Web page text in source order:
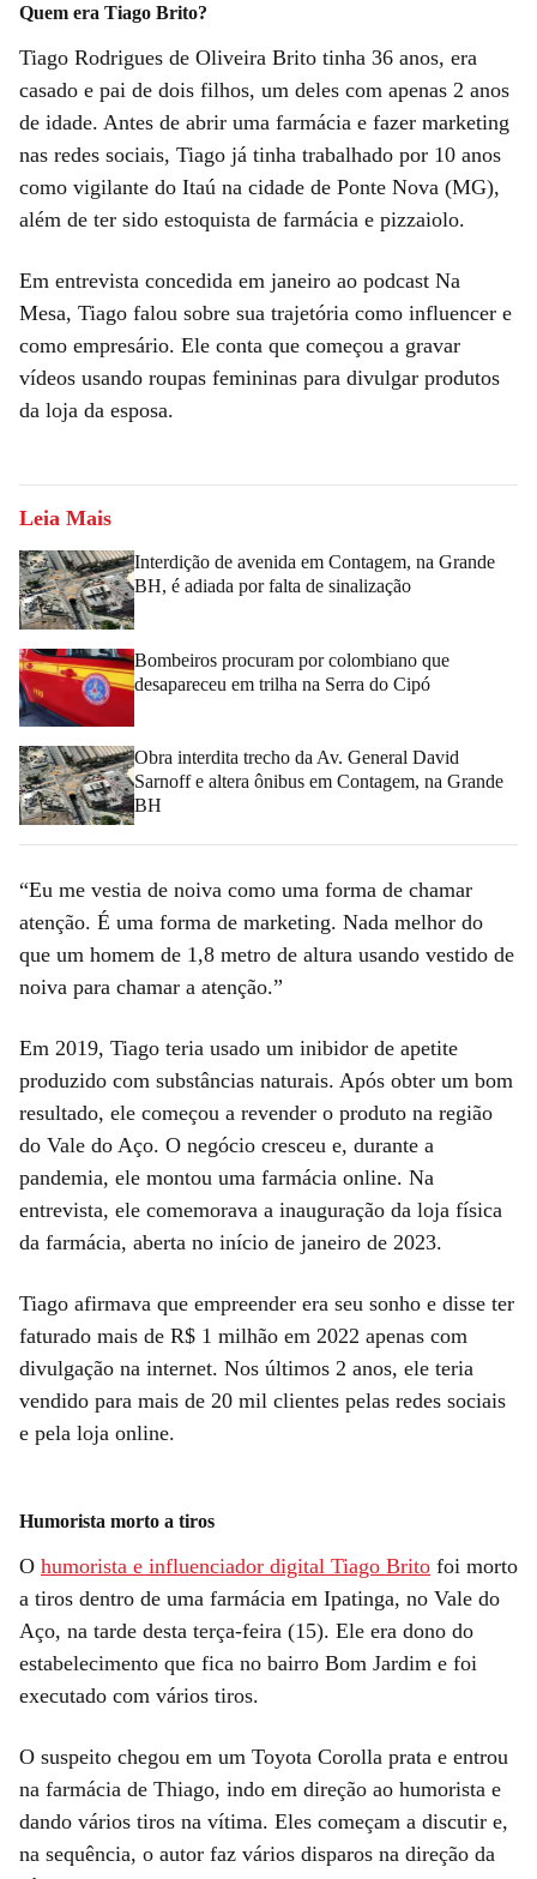
Quem era Tiago Brito?
Tiago Rodrigues de Oliveira Brito tinha 36 anos, era
casado e pai de dois filhos, um deles com apenas 2 anos
de idade. Antes de abrir uma farmácia e fazer marketing
nas redes sociais, Tiago já tinha trabalhado por 10 anos
como vigilante do Itaú na cidade de Ponte Nova (MG),
além de ter sido estoquista de farmácia e pizzaiolo.
Em entrevista concedida em janeiro ao podcast Na
Mesa, Tiago falou sobre sua trajetória como influencer e
como empresário. Ele conta que começou a gravar
vídeos usando roupas femininas para divulgar produtos
da loja da esposa.
Leia Mais
Interdição de avenida em Contagem, na Grande
BH, é adiada por falta de sinalização
Bombeiros procuram por colombiano que
desapareceu em trilha na Serra do Cipó
Obra interdita trecho da Av. General David
Sarnoff e altera ônibus em Contagem, na Grande
BH
“Eu me vestia de noiva como uma forma de chamar
atenção. É uma forma de marketing. Nada melhor do
que um homem de 1,8 metro de altura usando vestido de
noiva para chamar a atenção.”
Em 2019, Tiago teria usado um inibidor de apetite
produzido com substâncias naturais. Após obter um bom
resultado, ele começou a revender o produto na região
do Vale do Aço. O negócio cresceu e, durante a
pandemia, ele montou uma farmácia online. Na
entrevista, ele comemorava a inauguração da loja física
da farmácia, aberta no início de janeiro de 2023.
Tiago afirmava que empreender era seu sonho e disse ter
faturado mais de R$ 1 milhão em 2022 apenas com
divulgação na internet. Nos últimos 2 anos, ele teria
vendido para mais de 20 mil clientes pelas redes sociais
e pela loja online.
Humorista morto a tiros
O humorista e influenciador digital Tiago Brito foi morto
a tiros dentro de uma farmácia em Ipatinga, no Vale do
Aço, na tarde desta terça-feira (15). Ele era dono do
estabelecimento que fica no bairro Bom Jardim e foi
executado com vários tiros.
O suspeito chegou em um Toyota Corolla prata e entrou
na farmácia de Thiago, indo em direção ao humorista e
dando vários tiros na vítima. Eles começam a discutir e,
na sequência, o autor faz vários disparos na direção da